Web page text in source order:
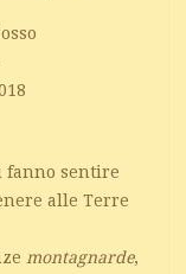
fanno sentire
alle Terre
montagnarde,